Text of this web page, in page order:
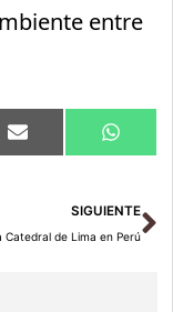
entre
Compartir
en
Email
en
SIGUIENTE
Catedral de Lima en Perú